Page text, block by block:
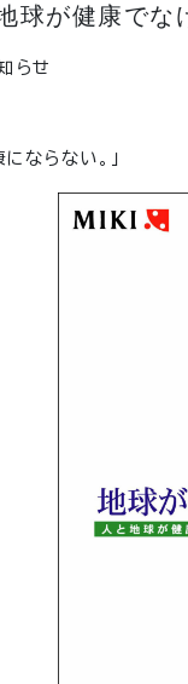
が健康でな
らせ
ならない。」